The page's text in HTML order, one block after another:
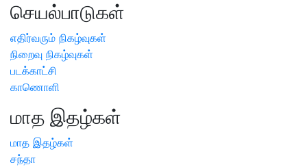
செயல்பாடுகள்
எதிர்வரும் நிகழ்வுகள்
நிறைவு நிகழ்வுகள்
படக்காட்சி
காணொளி
மாத இதழ்கள்
மாத இதழ்கள்
சந்தா